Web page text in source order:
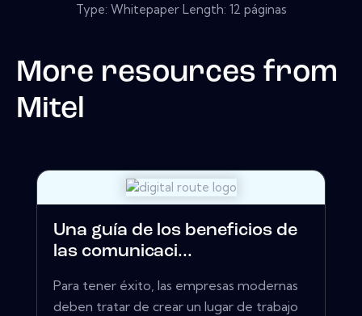
Type: Whitepaper Length: 12 páginas
More resources from
Mitel
Una guía de los beneficios de
las comunicaci...
Para tener éxito, las empresas modernas
deben tratar de crear un lugar de trabajo